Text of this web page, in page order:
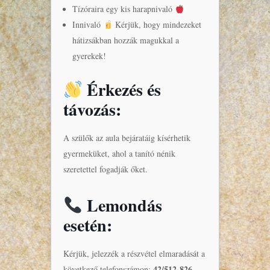
Tízóraira egy kis harapnivaló
Innivaló
Kérjük, hogy mindezeket
hátizsákban hozzák magukkal a
gyerekek!
Érkezés és
távozás:
A szülők az aula bejáratáig kísérhetik
gyermeküket, ahol a tanító nénik
szeretettel fogadják őket.
Lemondás
esetén:
Kérjük, jelezzék a részvétel elmaradását a